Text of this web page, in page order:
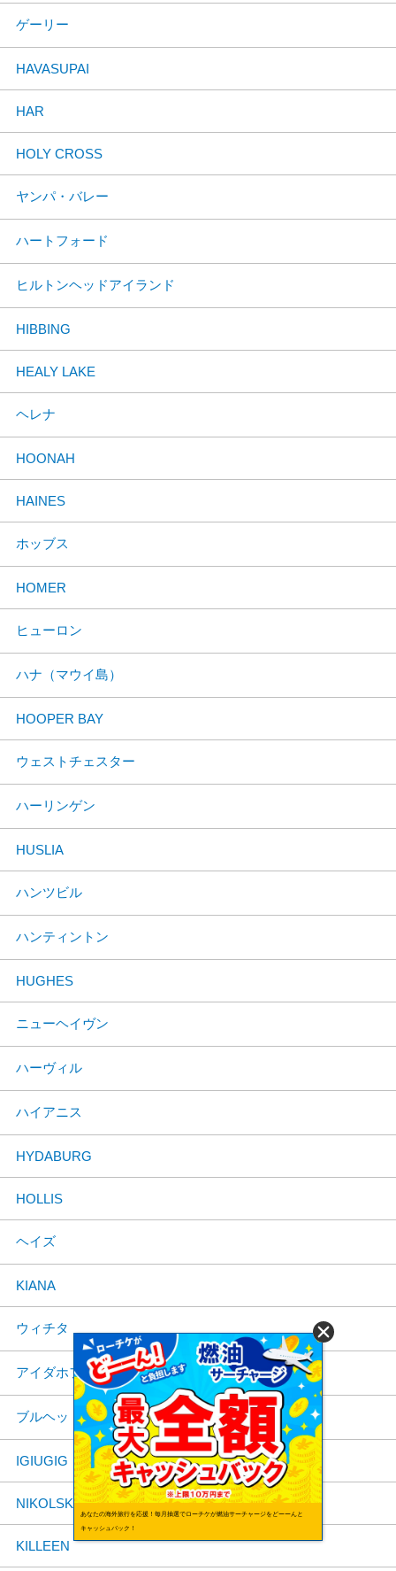
ゲーリー
HAVASUPAI
HAR
HOLY CROSS
ヤンパ・バレー
ハートフォード
ヒルトンヘッドアイランド
HIBBING
HEALY LAKE
ヘレナ
HOONAH
HAINES
ホッブス
HOMER
ヒューロン
ハナ（マウイ島）
HOOPER BAY
ウェストチェスター
ハーリンゲン
HUSLIA
ハンツビル
ハンティントン
HUGHES
ニューヘイヴン
ハーヴィル
ハイアニス
HYDABURG
HOLLIS
ヘイズ
KIANA
ウィチタ
アイダホフォールズ
ブルヘッドシティ
IGIUGIG
NIKOLSKI
KILLEEN
あなたの海外旅行を応援！毎月抽選でローチケが燃油サーチャージをどーーんと
キャッシュバック！